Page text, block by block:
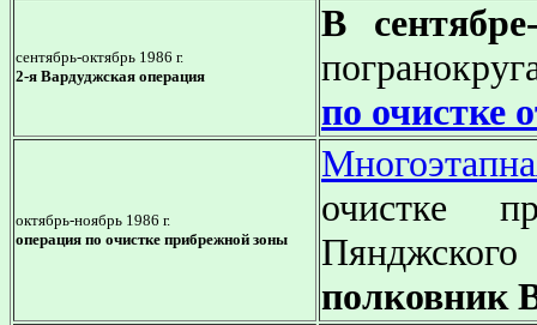
сентябрь-октябрь 1986 г.
2-я Вардуджская операция
В
по очистке
октябрь-ноябрь 1986 г.
операция по очистке прибрежной зоны
очистке
полковник